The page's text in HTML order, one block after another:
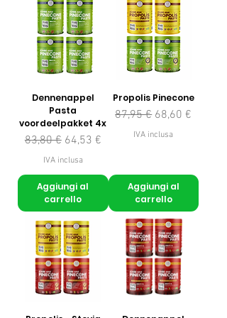
Dennenappel
Pasta
voordeelpakket 4x
Prezzo regolare
83,80 € Prezzo scontato
64,53 €
IVA inclusa
Aggiungi al
carrello
Propolis Pinecone
Prezzo regolare
87,95 € Prezzo scontato
68,60 €
IVA inclusa
Aggiungi al
carrello